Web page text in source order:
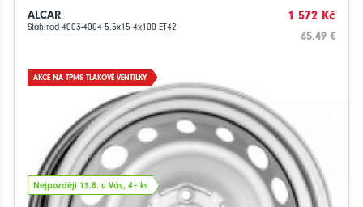
ALCAR
Stahlrad 4003-4004 5.5x15 4x100 ET42
1 572 Kč
65.49 €
AKCE NA TPMS TLAKOVÉ VENTILKY
Nejpozději 13.8. u Vás, 4+ ks